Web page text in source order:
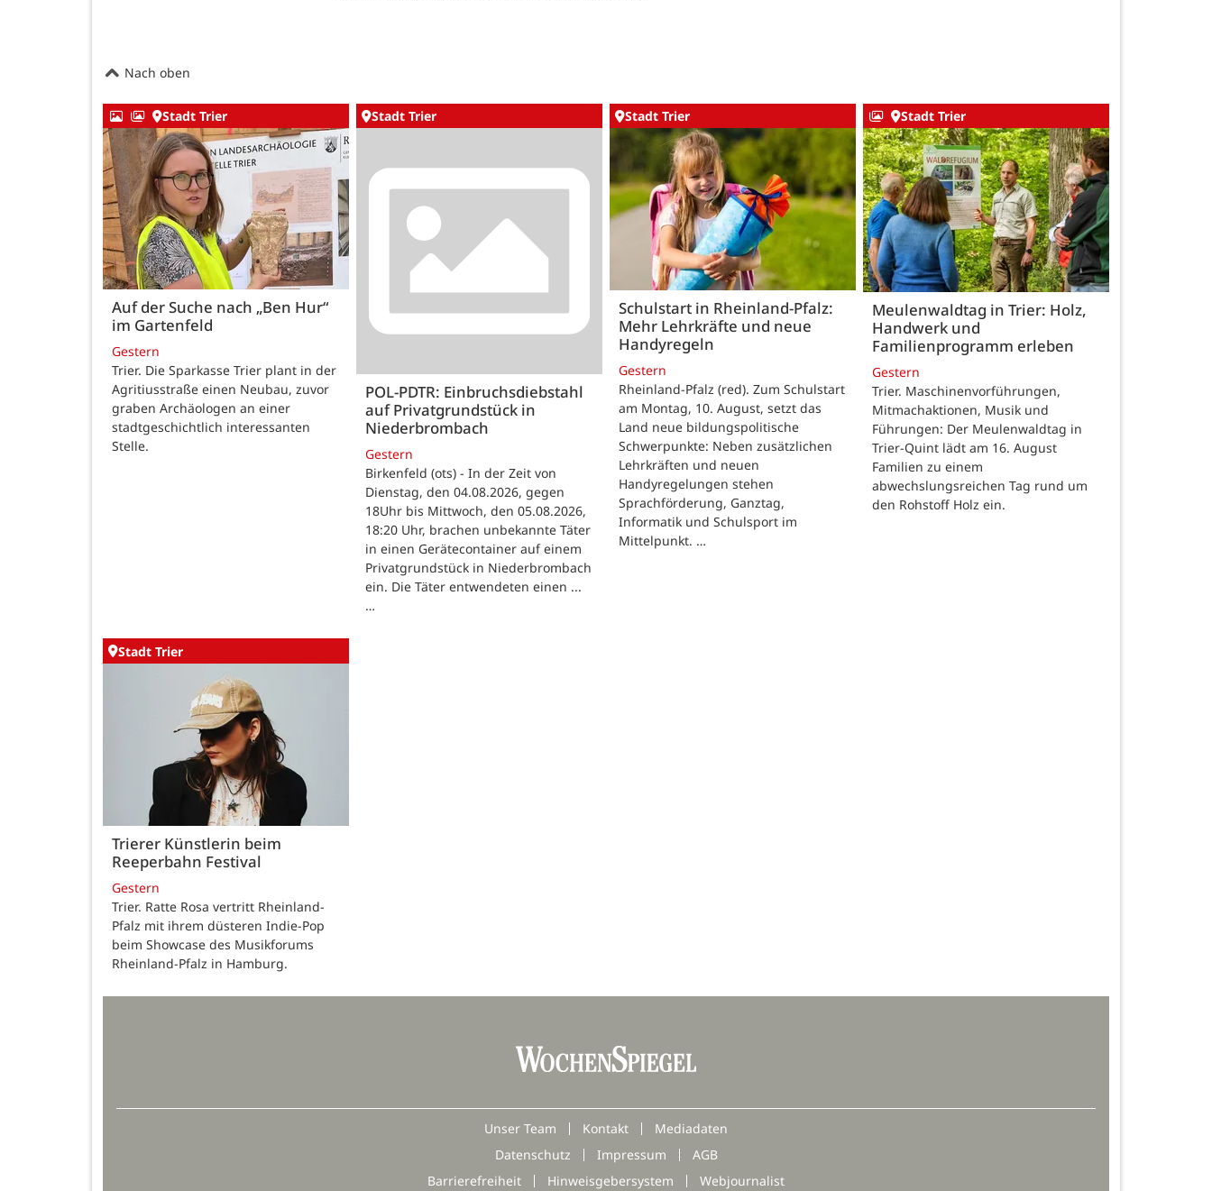
Nach oben
Stadt Trier
Auf der Suche nach „Ben Hur“
im Gartenfeld
Gestern
Trier. Die Sparkasse Trier plant in der
Agritiusstraße einen Neubau, zuvor
graben Archäologen an einer
stadtgeschichtlich interessanten
Stelle.
Stadt Trier
POL-PDTR: Einbruchsdiebstahl
auf Privatgrundstück in
Niederbrombach
Gestern
Birkenfeld (ots) - In der Zeit von
Dienstag, den 04.08.2026, gegen
18Uhr bis Mittwoch, den 05.08.2026,
18:20 Uhr, brachen unbekannte Täter
in einen Gerätecontainer auf einem
Privatgrundstück in Niederbrombach
ein. Die Täter entwendeten einen ...
…
Stadt Trier
Schulstart in Rheinland-Pfalz:
Mehr Lehrkräfte und neue
Handyregeln
Gestern
Rheinland-Pfalz (red). Zum Schulstart
am Montag, 10. August, setzt das
Land neue bildungspolitische
Schwerpunkte: Neben zusätzlichen
Lehrkräften und neuen
Handyregelungen stehen
Sprachförderung, Ganztag,
Informatik und Schulsport im
Mittelpunkt. …
Stadt Trier
Meulenwaldtag in Trier: Holz,
Handwerk und
Familienprogramm erleben
Gestern
Trier. Maschinenvorführungen,
Mitmachaktionen, Musik und
Führungen: Der Meulenwaldtag in
Trier-Quint lädt am 16. August
Familien zu einem
abwechslungsreichen Tag rund um
den Rohstoff Holz ein.
Stadt Trier
Trierer Künstlerin beim
Reeperbahn Festival
Gestern
Trier. Ratte Rosa vertritt Rheinland-
Pfalz mit ihrem düsteren Indie-Pop
beim Showcase des Musikforums
Rheinland-Pfalz in Hamburg.
Unser Team Kontakt
Mediadaten
Datenschutz
Impressum
AGB
Barrierefreiheit
Hinweisgebersystem Webjournalist